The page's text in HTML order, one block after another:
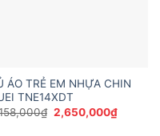
ÁO TRẺ EM NHỰA CHIN
TNE14XDT
₫ Giá
gốc
2,650,000₫Giá
hiện